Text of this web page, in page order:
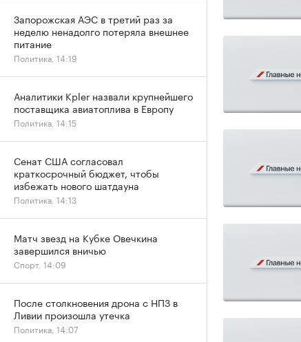
Запорожская АЭС в третий раз за
неделю ненадолго потеряла внешнее
питание
Политика, 14:19
Аналитики Kpler назвали крупнейшего
поставщика авиатоплива в Европу
Политика, 14:15
Сенат США согласовал
краткосрочный бюджет, чтобы
избежать нового шатдауна
Политика, 14:13
Матч звезд на Кубке Овечкина
завершился вничью
Спорт, 14:09
После столкновения дрона с НПЗ в
Ливии произошла утечка
Политика, 14:07